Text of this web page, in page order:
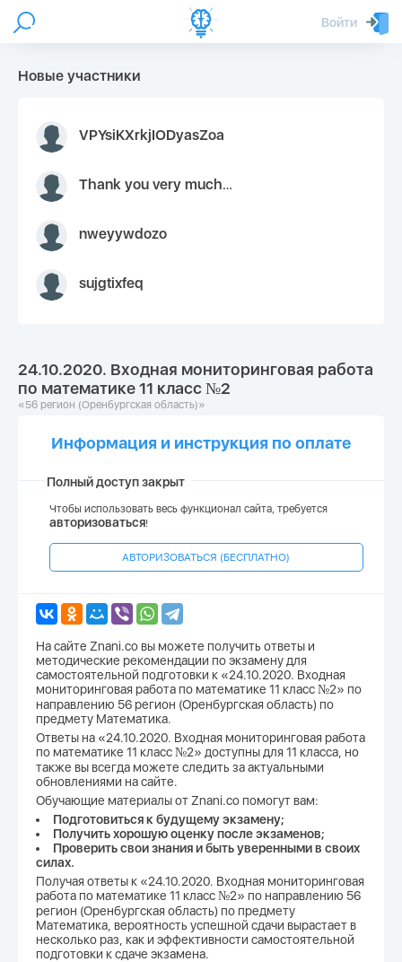
Войти
Новые участники
VPYsiKXrkjIODyasZoa
Thank you very much for your inquiry We appreciate you 9126052 https://youtube.com faceapple !
nweyywdozo
sujgtixfeq
24.10.2020. Входная мониторинговая работа
по математике 11 класс №2
«56 регион (Оренбургская область)»
Информация и инструкция по оплате
Полный доступ закрыт
Чтобы использовать весь функционал сайта, требуется
авторизоваться!
АВТОРИЗОВАТЬСЯ (БЕСПЛАТНО)
На сайте Znani.co вы можете получить ответы и
методические рекомендации по экзамену для
самостоятельной подготовки к «24.10.2020. Входная
мониторинговая работа по математике 11 класс №2» по
направлению 56 регион (Оренбургская область) по
предмету Математика.
Ответы на «24.10.2020. Входная мониторинговая работа
по математике 11 класс №2» доступны для 11 класса, но
также вы всегда можете следить за актуальными
обновлениями на сайте.
Обучающие материалы от Znani.co помогут вам:
Подготовиться к будущему экзамену;
Получить хорошую оценку после экзаменов;
Проверить свои знания и быть уверенными в своих
силах.
Получая ответы к «24.10.2020. Входная мониторинговая
работа по математике 11 класс №2» по направлению 56
регион (Оренбургская область) по предмету
Математика, вероятность успешной сдачи вырастает в
несколько раз, как и эффективности самостоятельной
подготовки к сдаче экзамена.